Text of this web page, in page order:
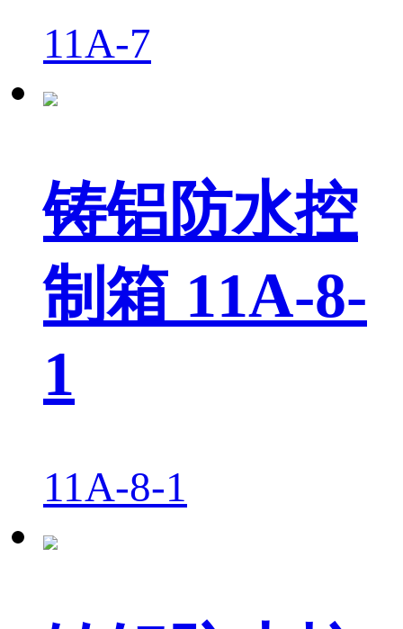
11A-7
铸铝防水控
制箱 11A-8-
1
11A-8-1